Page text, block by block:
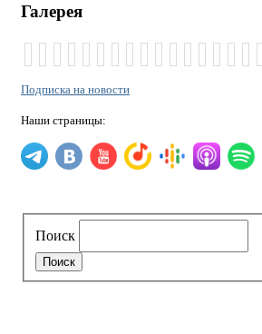
Галерея
Подписка на новости
Наши страницы:
Поиск